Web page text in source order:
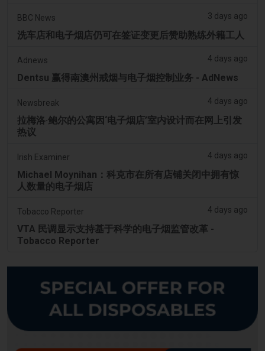
BBC News 3 days ago
洗车店和电子烟店仍可在签证变更后赞助熟练外籍工人
Adnews 4 days ago
Dentsu 赢得南澳州戒烟与电子烟控制业务 - AdNews
Newsbreak 4 days ago
拉梅洛·鲍尔的公寓因‘电子烟店’室内设计而在网上引发
热议
Irish Examiner 4 days ago
Michael Moynihan：科克市在所有店铺关闭中拥有惊
人数量的电子烟店
Tobacco Reporter 4 days ago
VTA 民调显示支持基于科学的电子烟监管改革 -
Tobacco Reporter